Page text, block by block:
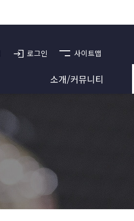
로그인 사이트맵
소개/커뮤니티